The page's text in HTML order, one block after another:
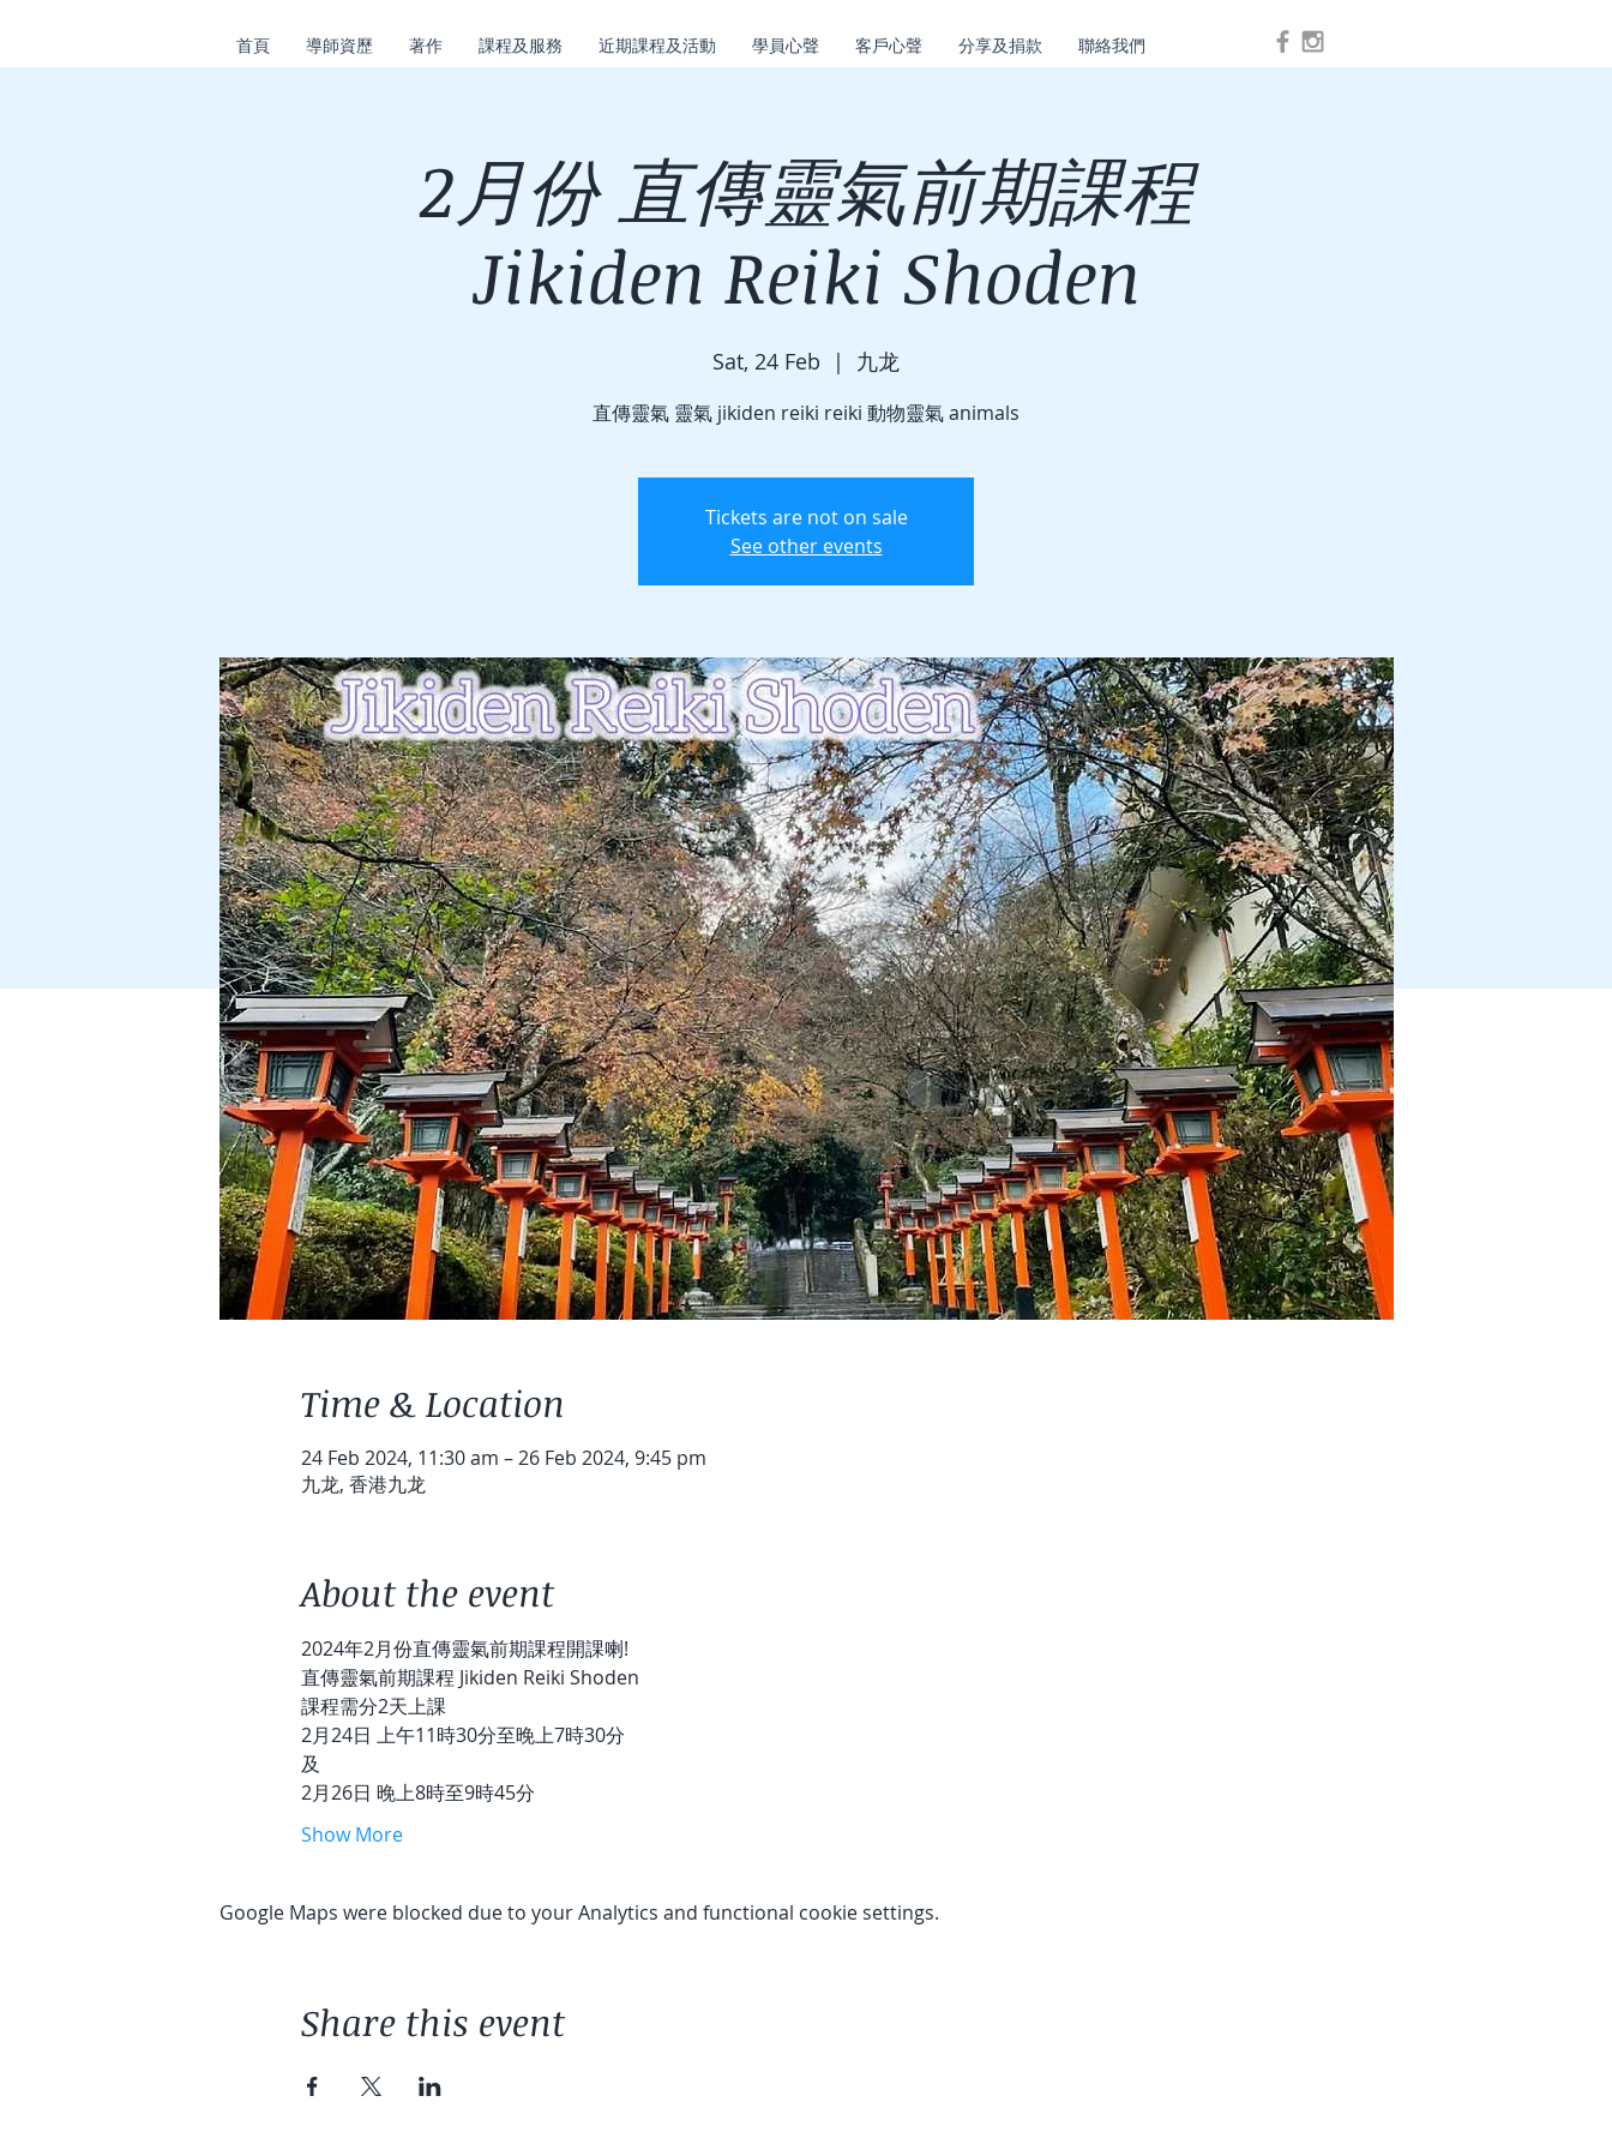
首頁 導師資歷 著作 課程及服務 近期課程及活動 學員心聲 客戶心聲 分享及捐款 聯絡我們
2月份 直傳靈氣前期課程
Jikiden Reiki Shoden
Sat, 24 Feb
  |
九龙
直傳靈氣 靈氣 jikiden reiki reiki 動物靈氣 animals
Tickets are not on sale
See other events
Time & Location
24 Feb 2024, 11:30 am – 26 Feb 2024, 9:45 pm
九龙, 香港九龙
About the event
2024年2月份直傳靈氣前期課程開課喇!
直傳靈氣前期課程 Jikiden Reiki Shoden
課程需分2天上課
2月24日 上午11時30分至晚上7時30分
及
2月26日 晚上8時至9時45分
Show More
Google Maps were blocked due to your Analytics and functional cookie settings.
Share this event